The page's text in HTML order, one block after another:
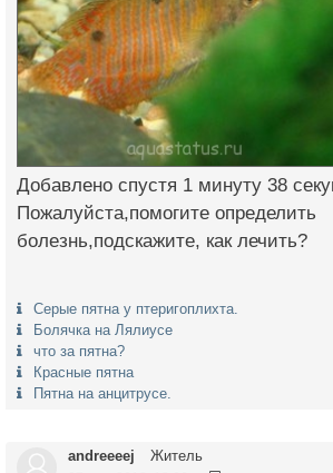
Добавлено спустя 1 минуту 38
Пожалуйста,помогите определить
болезнь,подскажите, как лечить?
Серые пятна у птеригоплихта.
Болячка на Лялиусе
что за пятна?
Красные пятна
Пятна на анцитрусе.
andreeeej Житель